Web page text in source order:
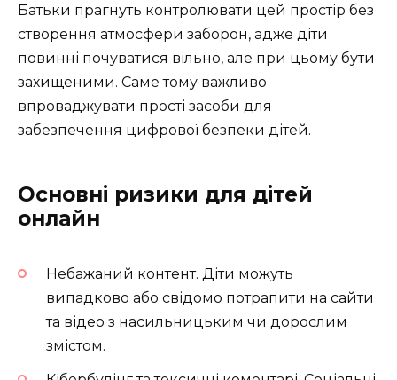
Батьки прагнуть контролювати цей простір без
створення атмосфери заборон, адже діти
повинні почуватися вільно, але при цьому бути
захищеними. Саме тому важливо
впроваджувати прості засоби для
забезпечення цифрової безпеки дітей.
Основні ризики для дітей
онлайн
Небажаний контент. Діти можуть
випадково або свідомо потрапити на сайти
та відео з насильницьким чи дорослим
змістом.